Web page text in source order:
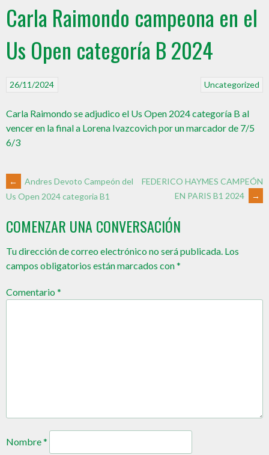
Carla Raimondo campeona en el
Us Open categoría B 2024
Uncategorized
26/11/2024
Carla Raimondo se adjudico el Us Open 2024 categoría B al
vencer en la final a Lorena Ivazcovich por un marcador de 7/5
6/3
←
Andres Devoto Campeón del
Us Open 2024 categoria B1
FEDERICO HAYMES CAMPEÓN
EN PARIS B1 2024
→
COMENZAR UNA CONVERSACIÓN
Tu dirección de correo electrónico no será publicada. Los
campos obligatorios están marcados con*
Comentario*
Nombre*